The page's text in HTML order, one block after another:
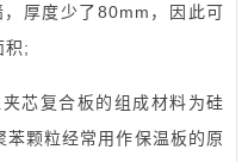
厚度少了80mm，因此可
积;
芯复合板的组成材料为硅
颗粒经常用作保温板的原